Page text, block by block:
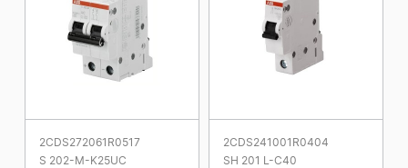
2CDS272061R0517
S 202-M-K25UC
2CDS241001R0404
SH 201 L-C40